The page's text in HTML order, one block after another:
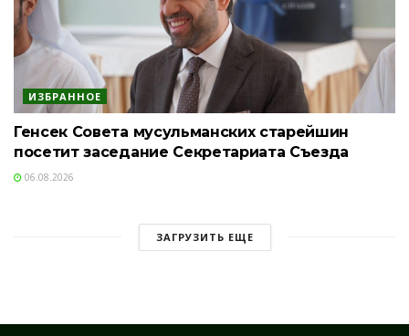
ИЗБРАННОЕ
Генсек Совета мусульманских старейшин
посетит заседание Секретариата Съезда
06.08.2026
ЗАГРУЗИТЬ ЕЩЕ